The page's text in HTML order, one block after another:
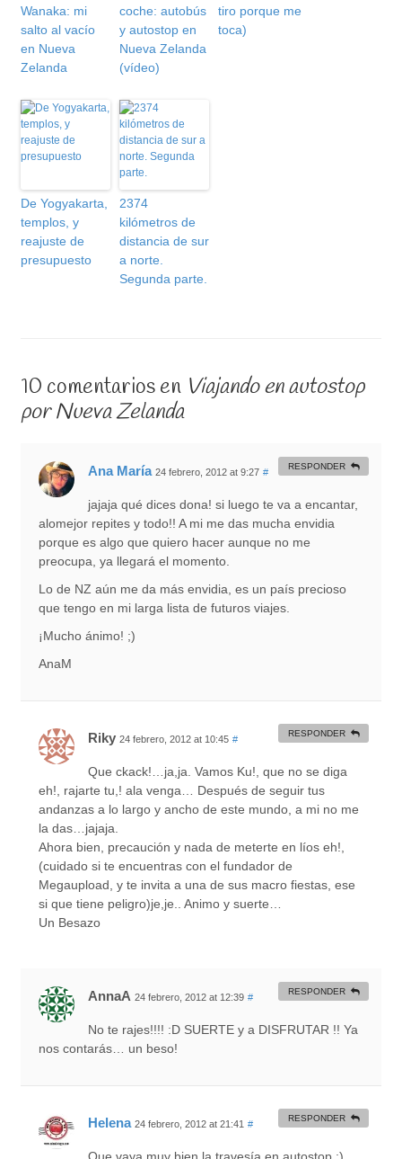
Wanaka: mi
salto al vacío
en Nueva
Zelanda
coche: autobús
y autostop en
Nueva Zelanda
(vídeo)
tiro porque me
toca)
De Yogyakarta,
templos, y
reajuste de
presupuesto
2374
kilómetros de
distancia de sur
a norte.
Segunda parte.
10 comentarios en Viajando en autostop
por Nueva Zelanda
Ana María 24 febrero, 2012 at 9:27 #
jajaja qué dices dona! si luego te va a encantar,
alomejor repites y todo!! A mi me das mucha envidia
porque es algo que quiero hacer aunque no me
preocupa, ya llegará el momento.
Lo de NZ aún me da más envidia, es un país precioso
que tengo en mi larga lista de futuros viajes.
¡Mucho ánimo! ;)
AnaM
RESPONDER
Riky 24 febrero, 2012 at 10:45 #
Que ckack!…ja,ja. Vamos Ku!, que no se diga
eh!, rajarte tu,! ala venga… Después de seguir tus
andanzas a lo largo y ancho de este mundo, a mi no me
la das…jajaja.
Ahora bien, precaución y nada de meterte en líos eh!,
(cuidado si te encuentras con el fundador de
Megaupload, y te invita a una de sus macro fiestas, ese
si que tiene peligro)je,je.. Animo y suerte…
Un Besazo
RESPONDER
AnnaA 24 febrero, 2012 at 12:39 #
No te rajes!!!! :D SUERTE y a DISFRUTAR !! Ya
nos contarás… un beso!
RESPONDER
Helena 24 febrero, 2012 at 21:41 #
RESPONDER